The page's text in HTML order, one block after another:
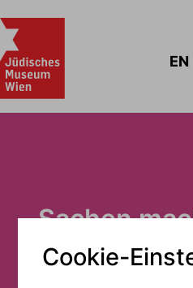
EN
Sachen
für's
Cookie-